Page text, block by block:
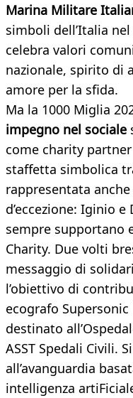
Marina Militare
simboli dell’Italia
celebra valori
nazionale, spirito di
amore per la sfida.
Ma la 1000 Miglia
impegno nel sociale
come charity
staffetta simbolica
rappresentata
d’eccezione: Iginio
sempre supportano
Charity. Due volti
messaggio di
l’obiettivo di
ecografo
destinato
ASST Spedali Civili.
all’avanguardia
intelligenza